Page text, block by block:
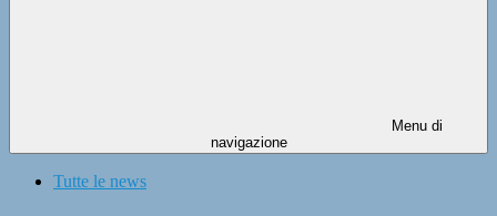
Menu di
navigazione
Tutte le news